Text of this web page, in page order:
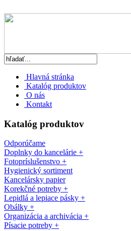
Hlavná stránka
Katalóg produktov
O nás
Kontakt
Katalóg produktov
Odporúčame
Doplnky do kancelárie +
Fotopríslušenstvo +
Hygienický sortiment
Kancelársky papier
Korekčné potreby +
Lepidlá a lepiace pásky +
Obálky +
Organizácia a archivácia +
Písacie potreby +